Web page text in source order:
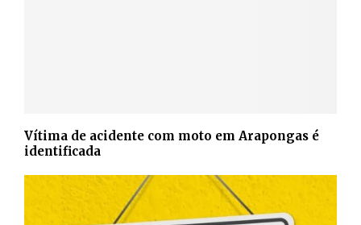
Vítima de acidente com moto em Arapongas é
identificada